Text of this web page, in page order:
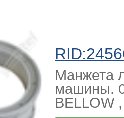
Манжета
машины.
BELLOW